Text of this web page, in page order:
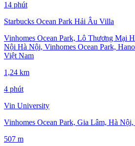
14 phút
Starbucks Ocean Park Hải Âu Villa
Vinhomes Ocean Park, Lô Thương Mại
Nội Hà Nội, Vinhomes Ocean Park,
Việt Nam
1,24 km
4 phút
Vin University
Vinhomes Ocean Park, Gia Lâm, Hà
507 m